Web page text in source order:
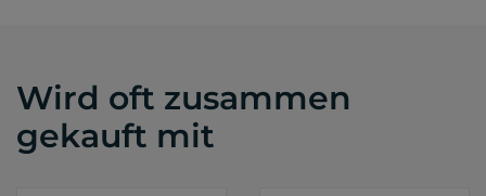
Wird oft zusammen
gekauft mit